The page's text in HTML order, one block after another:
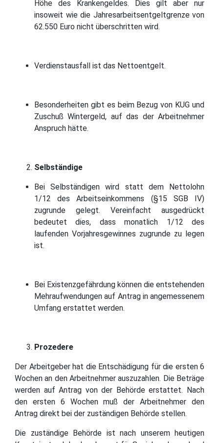
Höhe des Krankengeldes. Dies gilt aber nur
insoweit wie die Jahresarbeitsentgeltgrenze von
62.550 Euro nicht überschritten wird.
Verdienstausfall ist das Nettoentgelt.
Besonderheiten gibt es beim Bezug von KUG und
Zuschuß Wintergeld, auf das der Arbeitnehmer
Anspruch hätte.
Selbständige
Bei Selbständigen wird statt dem Nettolohn
1/12 des Arbeitseinkommens (§15 SGB IV)
zugrunde gelegt. Vereinfacht ausgedrückt
bedeutet dies, dass monatlich 1/12 des
laufenden Vorjahresgewinnes zugrunde zu legen
ist.
Bei Existenzgefährdung können die entstehenden
Mehraufwendungen auf Antrag in angemessenem
Umfang erstattet werden.
Prozedere
Der Arbeitgeber hat die Entschädigung für die ersten 6
Wochen an den Arbeitnehmer auszuzahlen. Die Beträge
werden auf Antrag von der Behörde erstattet. Nach
den ersten 6 Wochen muß der Arbeitnehmer den
Antrag direkt bei der zuständigen Behörde stellen.
Die zuständige Behörde ist nach unserem heutigen